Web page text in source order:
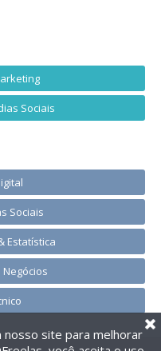
Sociais
Sociais
Estatística
nosso site para melhorar